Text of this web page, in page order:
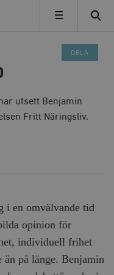
MENY
utsett Benjamin
Fritt Näringsliv.
i en omvälvande tid
opinion för
individuell frihet
än på länge. Benjamin
DELA